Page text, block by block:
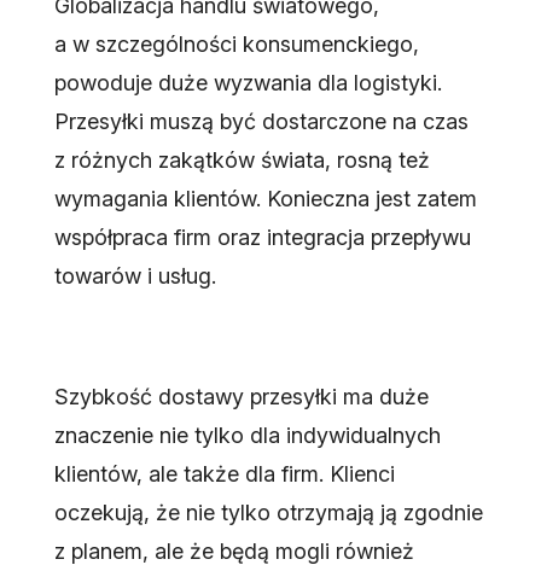
a w szczególności konsumenckiego,
powoduje duże wyzwania dla logistyki.
Przesyłki muszą być dostarczone na czas
z różnych zakątków świata, rosną też
wymagania klientów. Konieczna jest zatem
współpraca firm oraz integracja przepływu
towarów i usług.
Szybkość dostawy przesyłki ma duże
znaczenie nie tylko dla indywidualnych
klientów, ale także dla firm. Klienci
oczekują, że nie tylko otrzymają ją zgodnie
z planem, ale że będą mogli również